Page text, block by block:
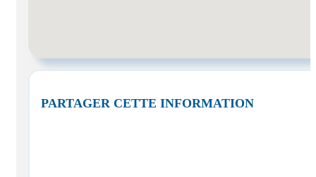
PARTAGER CETTE INFORMATION